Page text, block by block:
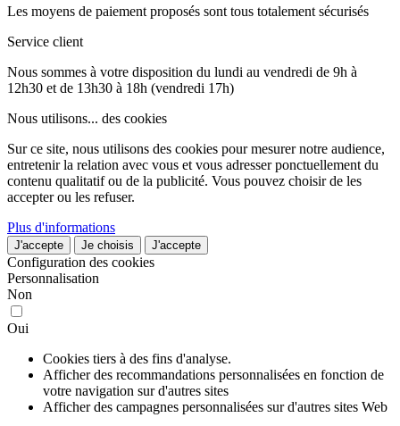
Les moyens de paiement proposés sont tous totalement sécurisés
Service client
Nous sommes à votre disposition du lundi au vendredi de 9h à
12h30 et de 13h30 à 18h (vendredi 17h)
Nous utilisons... des cookies
Sur ce site, nous utilisons des cookies pour mesurer notre audience,
entretenir la relation avec vous et vous adresser ponctuellement du
contenu qualitatif ou de la publicité. Vous pouvez choisir de les
accepter ou les refuser.
Plus d'informations
J'accepte Je choisis J'accepte
Configuration des cookies
Personnalisation
Non
Oui
Cookies tiers à des fins d'analyse.
Afficher des recommandations personnalisées en fonction de
votre navigation sur d'autres sites
Afficher des campagnes personnalisées sur d'autres sites Web